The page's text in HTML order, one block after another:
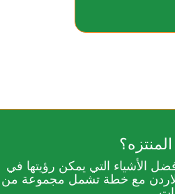
الأشياء التي يمكن رؤيتها في
مع خطة تشمل مجموعة من